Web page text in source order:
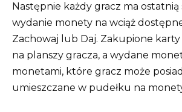
Następnie każdy gracz ma ostatnią
wydanie monety na wciąż
Zachowaj lub Daj. Zakupione karty
na planszy gracza, a wydane
monetami, które gracz może
umieszczane w pudełku na